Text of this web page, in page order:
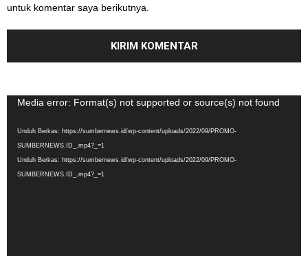
untuk komentar saya berikutnya.
Pemutar
Media error: Format(s) not supported or source(s) not found
Unduh Berkas: https://sumbernews.id/wp-content/uploads/2022/09/PROMO-
SUMBERNEWS.ID_.mp4?_=1
Unduh Berkas: https://sumbernews.id/wp-content/uploads/2022/09/PROMO-
SUMBERNEWS.ID_.mp4?_=1